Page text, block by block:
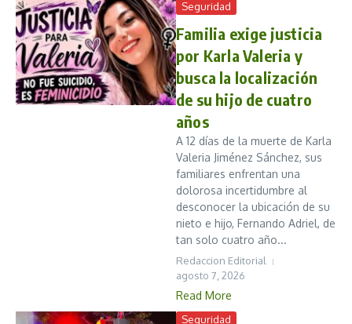
Seguridad
Familia exige justicia
por Karla Valeria y
busca la localización
de su hijo de cuatro
años
A 12 días de la muerte de Karla
Valeria Jiménez Sánchez, sus
familiares enfrentan una
dolorosa incertidumbre al
desconocer la ubicación de su
nieto e hijo, Fernando Adriel, de
tan solo cuatro año...
Redaccion Editorial
agosto 7, 2026
Read More
Seguridad